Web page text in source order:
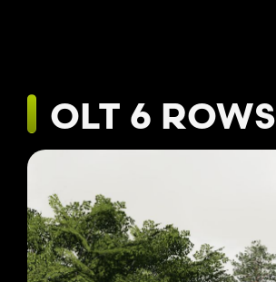
OLT 6 ROWS